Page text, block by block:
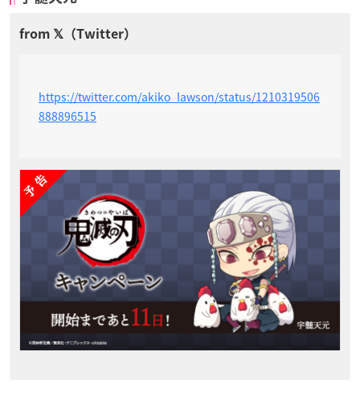
https://twitter.com/akiko_lawson/status/1210319506
888896515